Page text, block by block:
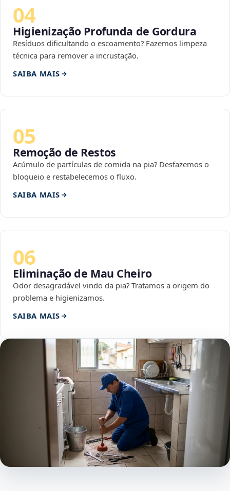
04
Higienização Profunda de Gordura
Resíduos dificultando o escoamento? Fazemos limpeza
técnica para remover a incrustação.
SAIBA MAIS
05
Remoção de Restos
Acúmulo de partículas de comida na pia? Desfazemos o
bloqueio e restabelecemos o fluxo.
SAIBA MAIS
06
Eliminação de Mau Cheiro
Odor desagradável vindo da pia? Tratamos a origem do
problema e higienizamos.
SAIBA MAIS